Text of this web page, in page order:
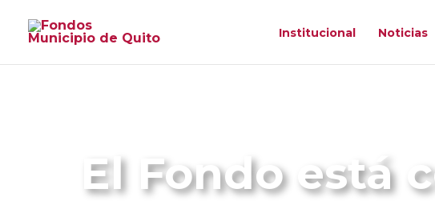
Institucional Noticias
El Fondo está